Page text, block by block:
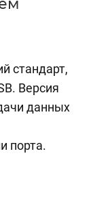
стандарт,
Версия
данных
порта.